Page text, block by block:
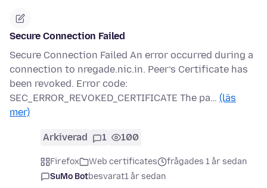
Secure Connection Failed
Secure Connection Failed An error occurred during a
connection to nregade.nic.in. Peer’s Certificate has
been revoked. Error code:
SEC_ERROR_REVOKED_CERTIFICATE The pa… (läs
mer)
Arkiverad 1 100
Firefox Web certificates
frågades 1 år sedan
SuMo Botbesvarat1 år sedan